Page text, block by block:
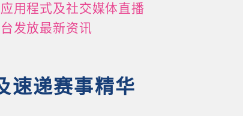
用程式及社交媒体直播
发放最新资讯
速递赛事精华